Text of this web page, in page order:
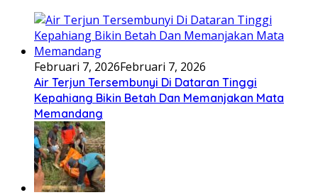
Februari 7, 2026Februari 7, 2026
Air Terjun Tersembunyi Di Dataran Tinggi
Kepahiang Bikin Betah Dan Memanjakan Mata
Memandang